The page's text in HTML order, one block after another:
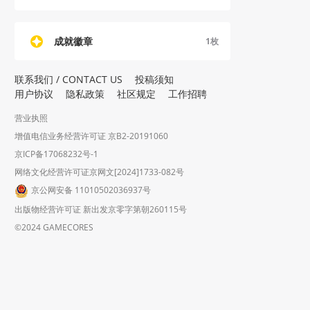
成就徽章 1枚
联系我们 / CONTACT US
投稿须知
用户协议
隐私政策 社区规定 工作招聘
营业执照
增值电信业务经营许可证 京B2-20191060
京ICP备17068232号-1
网络文化经营许可证京网文[2024]1733-082号
京公网安备 11010502036937号
出版物经营许可证 新出发京零字第朝260115号
©2024 GAMECORES